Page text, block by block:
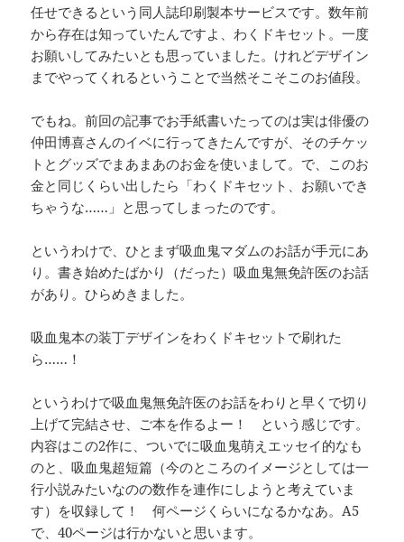
任せできるという同人誌印刷製本サービスです。数年前
から存在は知っていたんですよ、わくドキセット。一度
お願いしてみたいとも思っていました。けれどデザイン
までやってくれるということで当然そこそこのお値段。
でもね。前回の記事でお手紙書いたってのは実は俳優の
仲田博喜さんのイベに行ってきたんですが、そのチケッ
トとグッズでまあまあのお金を使いまして。で、このお
金と同じくらい出したら「わくドキセット、お願いでき
ちゃうな……」と思ってしまったのです。
というわけで、ひとまず吸血鬼マダムのお話が手元にあ
り。書き始めたばかり（だった）吸血鬼無免許医のお話
があり。ひらめきました。
吸血鬼本の装丁デザインをわくドキセットで刷れた
ら……！
というわけで吸血鬼無免許医のお話をわりと早くで切り
上げて完結させ、ご本を作るよー！ という感じです。
内容はこの2作に、ついでに吸血鬼萌えエッセイ的なも
のと、吸血鬼超短篇（今のところのイメージとしては一
行小説みたいなのの数作を連作にしようと考えていま
す）を収録して！ 何ページくらいになるかなあ。A5
で、40ページは行かないと思います。